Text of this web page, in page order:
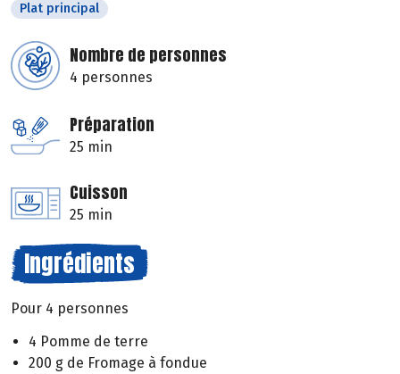
Plat principal
Nombre de personnes
4 personnes
Préparation
25 min
Cuisson
25 min
Ingrédients
Pour 4 personnes
4 Pomme de terre
200 g de Fromage à fondue